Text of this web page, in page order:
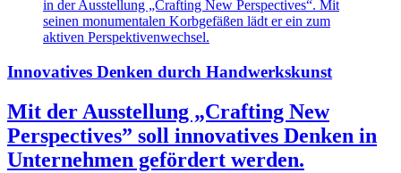
Innovatives Denken durch Handwerkskunst
Mit der Ausstellung „Crafting New
Perspectives” soll innovatives Denken in
Unternehmen gefördert werden.